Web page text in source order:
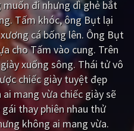
Gia đình
Lịch sử
Tiểu sử
DramaTV
đi nhưng dì ghẻ bắt
Tấm khóc, ông Bụt lại
cá bống lên. Ông Bụt
cho Tấm vào cung. Trên
xuống sông. Thái tử vô
chiếc giày tuyệt đẹp
mang vừa chiếc giày sẽ
thay phiên nhau thử
không ai mang vừa.